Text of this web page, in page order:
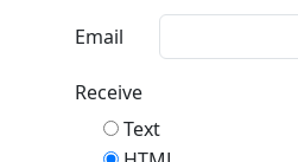
Email
Receive
Text